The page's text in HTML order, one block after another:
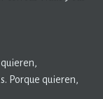
Porque quieren,